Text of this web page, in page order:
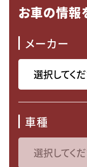
お車の情報
メーカー
車種